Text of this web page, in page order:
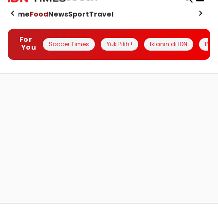
HomeFoodNewsSportTravel
For
You
Soccer Times Yuk Pilih ! Iklanin di IDN